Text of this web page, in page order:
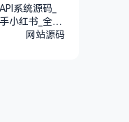
系统源码_
小红书_全开
网站源码